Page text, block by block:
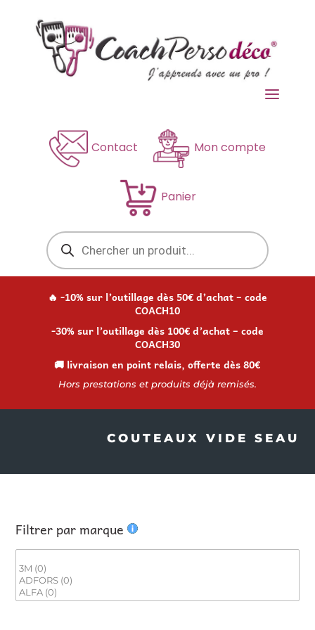
a
Contact Mon compte
Panier
Recherche
de
produits
🔥 -10% sur l’outillage dès 50€ d’achat – code
COACH10
-30% sur l’outillage dès 100€ d’achat – code
COACH30
🚚 livraison en point relais, offerte dès 80€
Hors prestations et produits déjà remisés.
COUTEAUX VIDE SEAU
Filtrer par marque